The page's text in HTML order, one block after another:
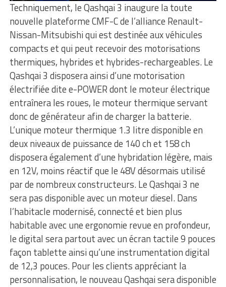
Techniquement, le Qashqai 3 inaugure la toute
nouvelle plateforme CMF-C de l’alliance Renault-
Nissan-Mitsubishi qui est destinée aux véhicules
compacts et qui peut recevoir des motorisations
thermiques, hybrides et hybrides-rechargeables. Le
Qashqai 3 disposera ainsi d’une motorisation
électrifiée dite e-POWER dont le moteur électrique
entraînera les roues, le moteur thermique servant
donc de générateur afin de charger la batterie.
L’unique moteur thermique 1.3 litre disponible en
deux niveaux de puissance de 140 ch et 158 ch
disposera également d’une hybridation légère, mais
en 12V, moins réactif que le 48V désormais utilisé
par de nombreux constructeurs. Le Qashqai 3 ne
sera pas disponible avec un moteur diesel. Dans
l’habitacle modernisé, connecté et bien plus
habitable avec une ergonomie revue en profondeur,
le digital sera partout avec un écran tactile 9 pouces
façon tablette ainsi qu’une instrumentation digital
de 12,3 pouces. Pour les clients appréciant la
personnalisation, le nouveau Qashqai sera disponible